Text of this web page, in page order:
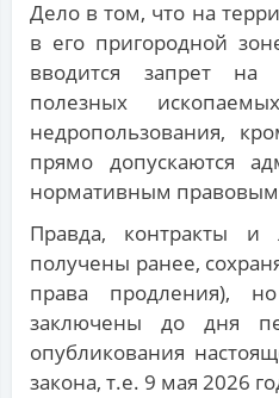
Дело в том, что на
в его пригородной
вводится запрет
полезных
недропользования,
прямо допускаются
нормативным правовым
Правда, контракты
получены ранее,
права продления),
заключены до дня
опубликования
закона, т.е. 9 мая 2026